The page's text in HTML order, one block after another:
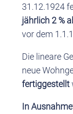
31.12.1924
jährlich 2 %
vor dem
Die lineare
neue
fertiggestellt
In